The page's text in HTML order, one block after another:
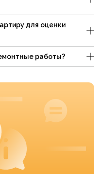
для оценки
работы?